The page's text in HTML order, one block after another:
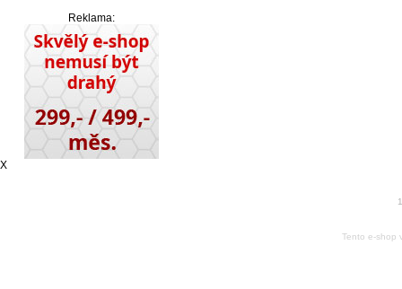
Reklama:
X
Tento e-shop